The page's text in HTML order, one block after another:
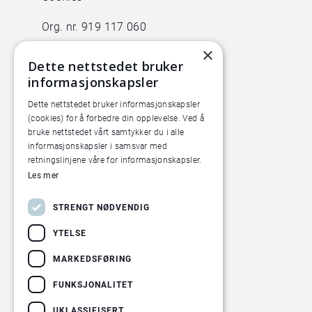
Org. nr. 919 117 060
Animalia
Lørenveien 38
0585 Oslo
Pilotanlegget
Økern Torgvei 13,
×
Dette nettstedet bruker
informasjonskapsler
Dette nettstedet bruker informasjonskapsler
(cookies) for å forbedre din opplevelse. Ved å
bruke nettstedet vårt samtykker du i alle
informasjonskapsler i samsvar med
retningslinjene våre for informasjonskapsler.
Les mer
STRENGT NØDVENDIG
YTELSE
MARKEDSFØRING
FUNKSJONALITET